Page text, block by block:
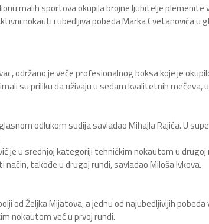
malih sportova okupila brojne ljubitelje plemenite
nokauti i ubedljiva pobeda Marka Cvetanovića u
održano je veče profesionalnog boksa koje je
su priliku da uživaju u sedam kvalitetnih mečeva,
odlukom sudija savladao Mihajla Rajića. U
je u srednjoj kategoriji tehničkim nokautom u drugoj
takođe u drugoj rundi, savladao Miloša Ivkova.
od Željka Mijatova, a jednu od najubedljivijih pobeda
nokautom već u prvoj rundi.